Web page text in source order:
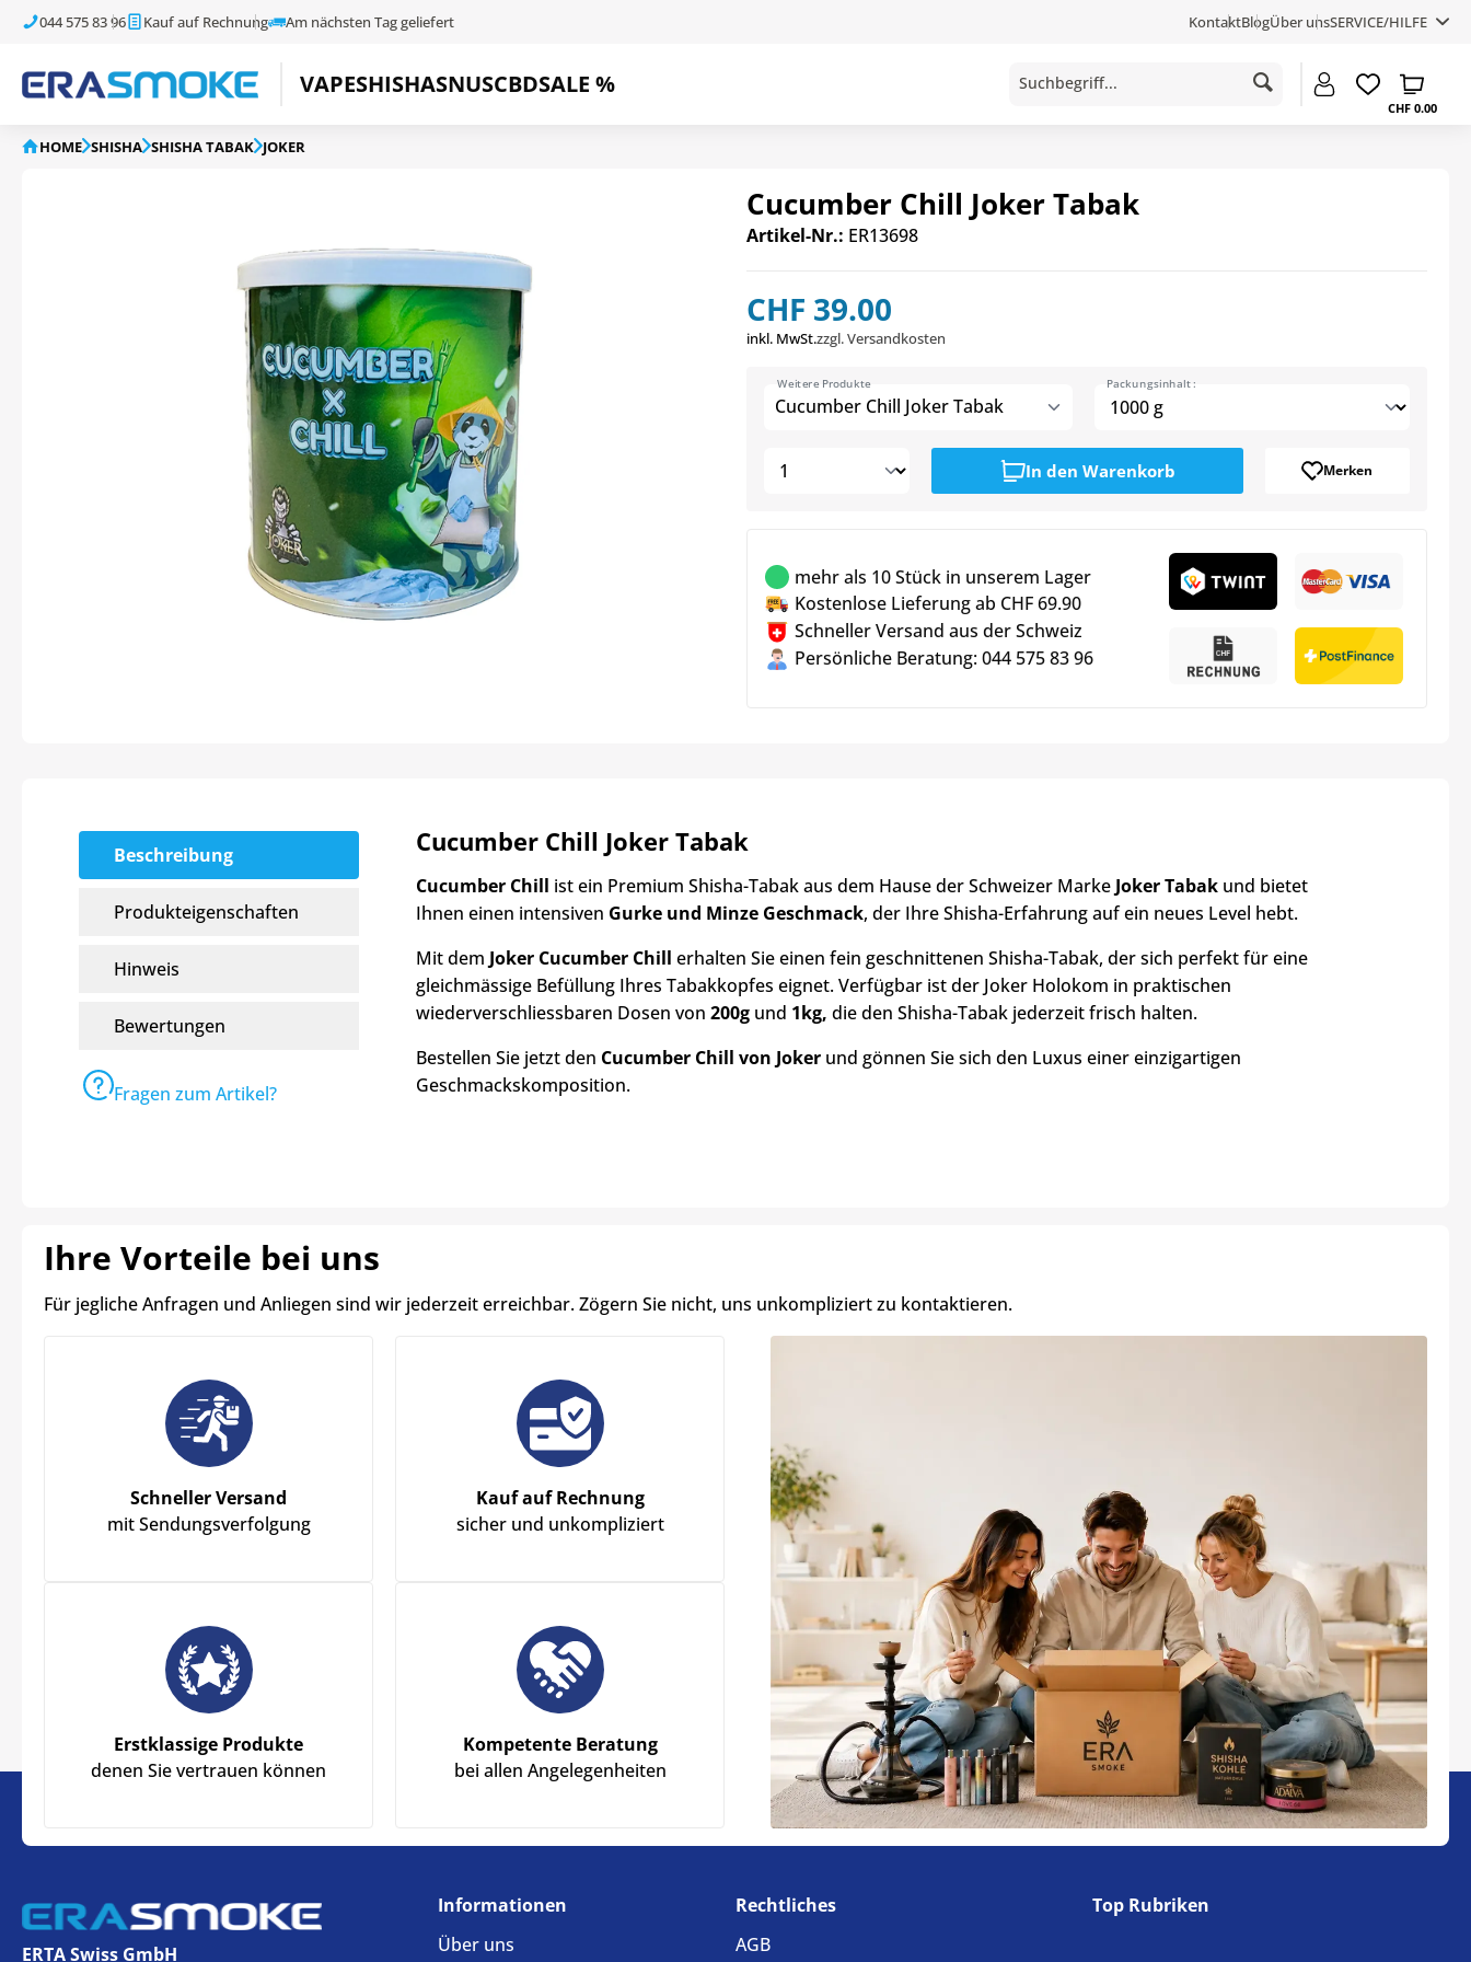
044 575 83 96 Kauf auf Rechnung Am nächsten Tag geliefert KontaktBlogÜber unsSERVICE/HILFE
VAPESHISHASNUSCBDSALE %
CHF 0.00
HOME SHISHA SHISHA TABAK JOKER
Cucumber Chill Joker Tabak
Artikel-Nr.: ER13698
CHF 39.00
inkl. MwSt.zzgl. Versandkosten
Cucumber Chill Joker Tabak
Weitere Produkte Packungsinhalt :
In den Warenkorb Merken
mehr als 10 Stück in unserem Lager
Kostenlose Lieferung ab CHF 69.90
Schneller Versand aus der Schweiz
Persönliche Beratung: 044 575 83 96
Beschreibung
Produkteigenschaften
Hinweis
Bewertungen
Fragen zum Artikel?
Cucumber Chill Joker Tabak
Cucumber Chill ist ein Premium Shisha-Tabak aus dem Hause der Schweizer Marke Joker Tabak und bietet
Ihnen einen intensiven Gurke und Minze Geschmack, der Ihre Shisha-Erfahrung auf ein neues Level hebt.
Mit dem Joker Cucumber Chill erhalten Sie einen fein geschnittenen Shisha-Tabak, der sich perfekt für eine
gleichmässige Befüllung Ihres Tabakkopfes eignet. Verfügbar ist der Joker Holokom in praktischen
wiederverschliessbaren Dosen von 200g und 1kg, die den Shisha-Tabak jederzeit frisch halten.
Bestellen Sie jetzt den Cucumber Chill von Joker und gönnen Sie sich den Luxus einer einzigartigen
Geschmackskomposition.
Ihre Vorteile bei uns
Für jegliche Anfragen und Anliegen sind wir jederzeit erreichbar. Zögern Sie nicht, uns unkompliziert zu kontaktieren.
Schneller Versand
mit Sendungsverfolgung
Kauf auf Rechnung
sicher und unkompliziert
Erstklassige Produkte
denen Sie vertrauen können
Kompetente Beratung
bei allen Angelegenheiten
ERTA Swiss GmbH
Informationen
Über uns
Rechtliches
AGB
Top Rubriken